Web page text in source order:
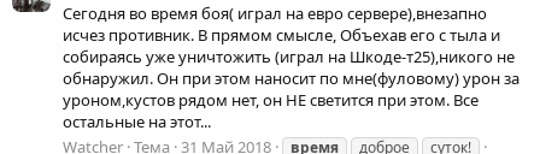
Сегодня во время боя( играл на евро сервере),внезапно
исчез противник. В прямом смысле, Объехав его с тыла и
собираясь уже уничтожить (играл на Шкоде-т25),никого не
обнаружил. Он при этом наносит по мне(фуловому) урон за
уроном,кустов рядом нет, он НЕ светится при этом. Все
остальные на этот...
Watcher Тема 31 Май 2018 время доброе суток!